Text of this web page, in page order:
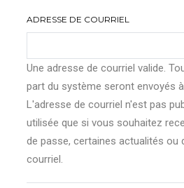
ADRESSE DE COURRIEL
Une adresse de courriel valide.
part du système seront envoyés
L'adresse de courriel n'est pas
utilisée que si vous souhaitez
de passe, certaines actualités ou
courriel.